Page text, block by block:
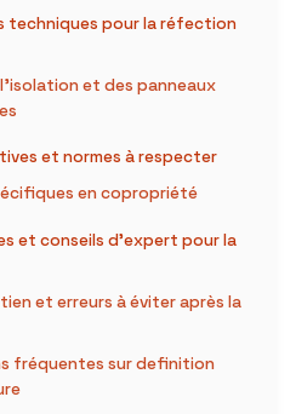
techniques pour la réfection
et des panneaux
et normes à respecter
en copropriété
et conseils d’expert pour la
et erreurs à éviter après la
fréquentes sur definition